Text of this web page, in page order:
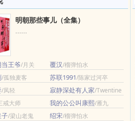
明朝那些事儿（全集）
......
王爷/月关 覆汉/榴弹怕水
/孤独麦客 苏联1991/陈家过河卒
/凤轻 寂静深处有人家/Twentine
戒大师 我的公公叫康熙/雁九
子/梁山老鬼 绍宋/榴弹怕水